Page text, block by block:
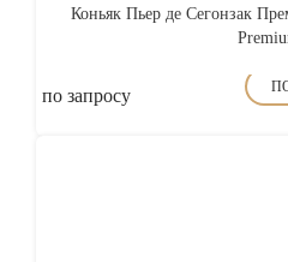
Коньяк Пьер де Сегонзак
по запросу